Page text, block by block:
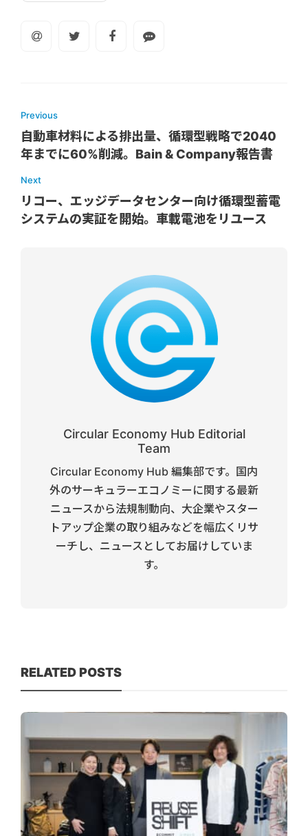
Previous
自動車材料による排出量、循環型戦略で2040
年までに60%削減。Bain & Company報告書
Next
リコー、エッジデータセンター向け循環型蓄電
システムの実証を開始。車載電池をリユース
Circular Economy Hub Editorial
Team
Circular Economy Hub 編集部です。国内
外のサーキュラーエコノミーに関する最新
ニュースから法規制動向、大企業やスター
トアップ企業の取り組みなどを幅広くリサ
ーチし、ニュースとしてお届けしていま
す。
RELATED POSTS